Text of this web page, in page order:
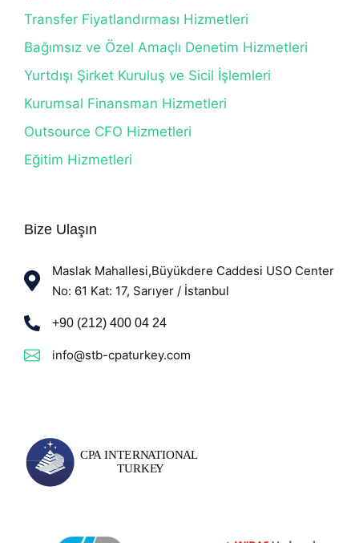
Transfer Fiyatlandırması Hizmetleri
Bağımsız ve Özel Amaçlı Denetim Hizmetleri
Yurtdışı Şirket Kuruluş ve Sicil İşlemleri
Kurumsal Finansman Hizmetleri
Outsource CFO Hizmetleri
Eğitim Hizmetleri
Bize Ulaşın
Maslak Mahallesi,Büyükdere Caddesi USO Center
No: 61 Kat: 17, Sarıyer / İstanbul
+90 (212) 400 04 24
info@stb-cpaturkey.com